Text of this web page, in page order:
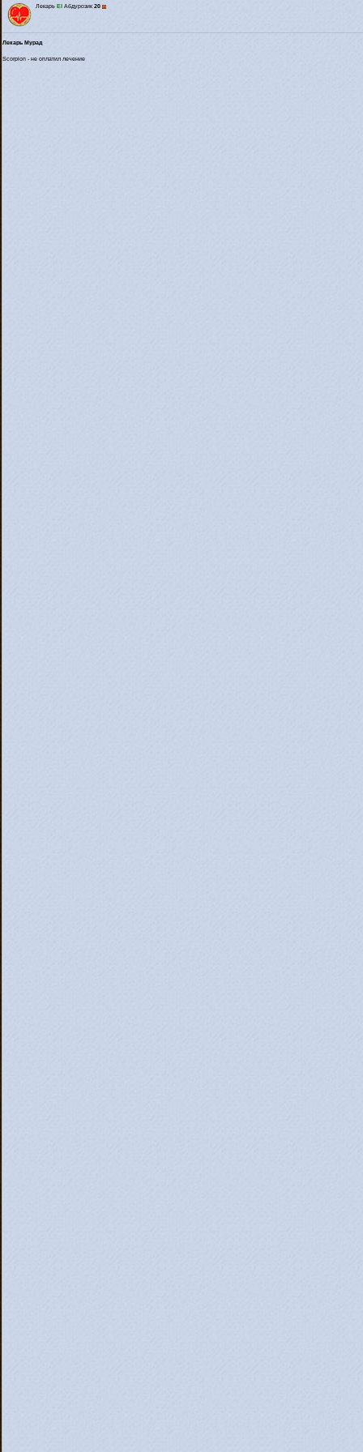
Лекарь El Абдурозик 20
Лекарь Мурад
Scorpion - не оплатил лечение